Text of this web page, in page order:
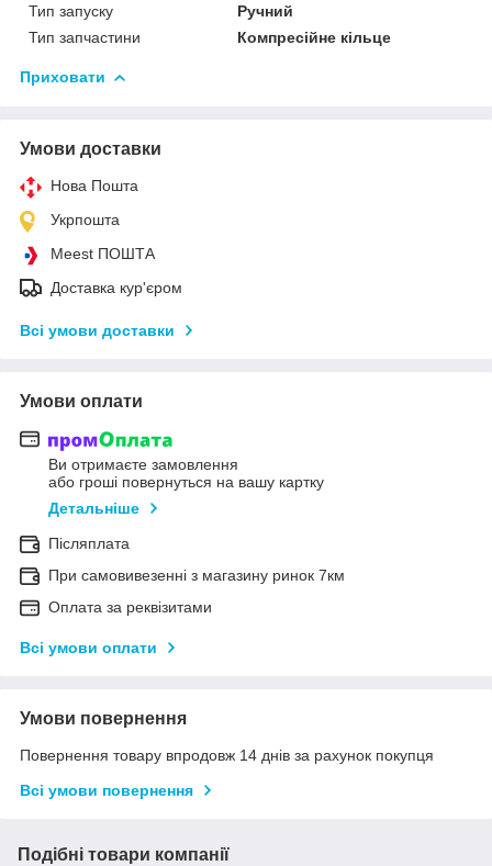
Тип запуску
Ручний
Тип запчастини
Компресійне кільце
Приховати
Умови доставки
Нова Пошта
Укрпошта
Meest ПОШТА
Доставка кур'єром
Всі умови доставки
Умови оплати
Ви отримаєте замовлення
або гроші повернуться на вашу картку
Детальніше
Післяплата
При самовивезенні з магазину ринок 7км
Оплата за реквізитами
Всі умови оплати
Умови повернення
Повернення товару впродовж 14 днів за рахунок покупця
Всі умови повернення
Подібні товари компанії